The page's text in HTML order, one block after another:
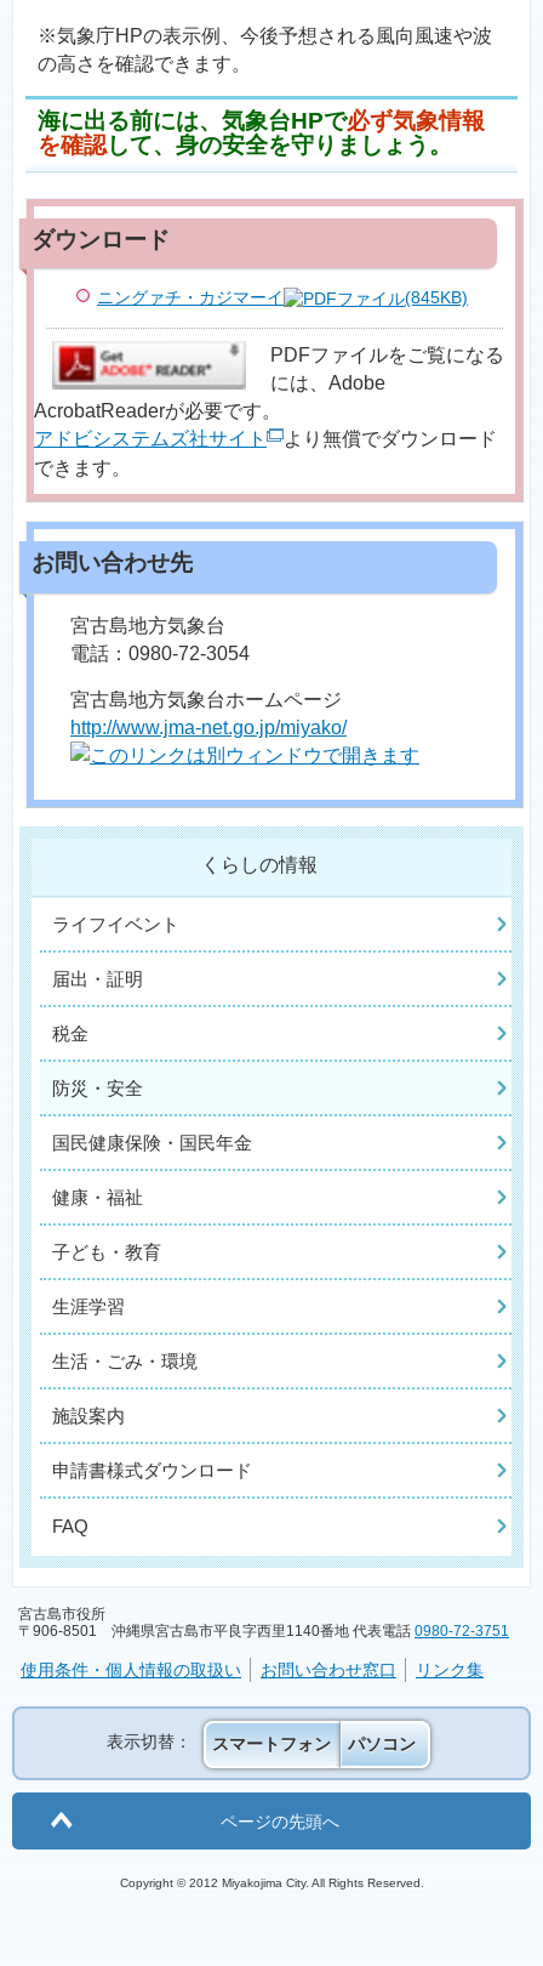
※気象庁HPの表示例、今後予想される風向風速や波
の高さを確認できます。
海に出る前には、気象台HPで必ず気象情報
を確認して、身の安全を守りましょう。
ニングァチ・カジマーイ (845KB)
PDFファイルをご覧になる
には、Adobe
AcrobatReaderが必要です。
アドビシステムズ社サイト
より無償でダウンロード
できます。
宮古島地方気象台
電話：0980-72-3054
宮古島地方気象台ホームページ
http://www.jma-net.go.jp/miyako/
くらしの情報
ライフイベント
届出・証明
税金
防災・安全
国民健康保険・国民年金
健康・福祉
子ども・教育
生涯学習
生活・ごみ・環境
施設案内
申請書様式ダウンロード
FAQ
宮古島市役所
〒906-8501 沖縄県宮古島市平良字西里1140番地 代表電話 0980-72-3751
使用条件・個人情報の取扱い お問い合わせ窓口 リンク集
表示切替： スマートフォン パソコン
ページの先頭へ
Copyright © 2012 Miyakojima City. All Rights Reserved.